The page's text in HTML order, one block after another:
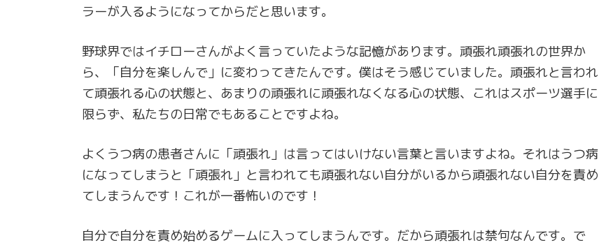
ラーが入るようになってからだと思います。
野球界ではイチローさんがよく言っていたような記憶があります。頑張れ頑張れの世界か
ら、「自分を楽しんで」に変わってきたんです。僕はそう感じていました。頑張れと言われ
て頑張れる心の状態と、あまりの頑張れに頑張れなくなる心の状態、これはスポーツ選手に
限らず、私たちの日常でもあることですよね。
よくうつ病の患者さんに「頑張れ」は言ってはいけない言葉と言いますよね。それはうつ病
になってしまうと「頑張れ」と言われても頑張れない自分がいるから頑張れない自分を責め
てしまうんです！これが一番怖いのです！
自分で自分を責め始めるゲームに入ってしまうんです。だから頑張れは禁句なんです。で